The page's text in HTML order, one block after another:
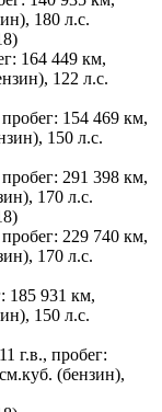
180 л.с.
164 449 км,
122 л.с.
154 469 км,
150 л.с.
291 398 км,
170 л.с.
229 740 км,
170 л.с.
185 931 км,
150 л.с.
г.в., пробег:
(бензин),